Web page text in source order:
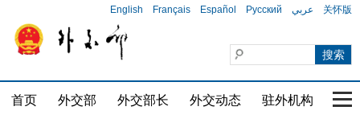
English Français Español Русский عربي 关怀版
首页 外交部 外交部长 外交动态 驻外机构 国